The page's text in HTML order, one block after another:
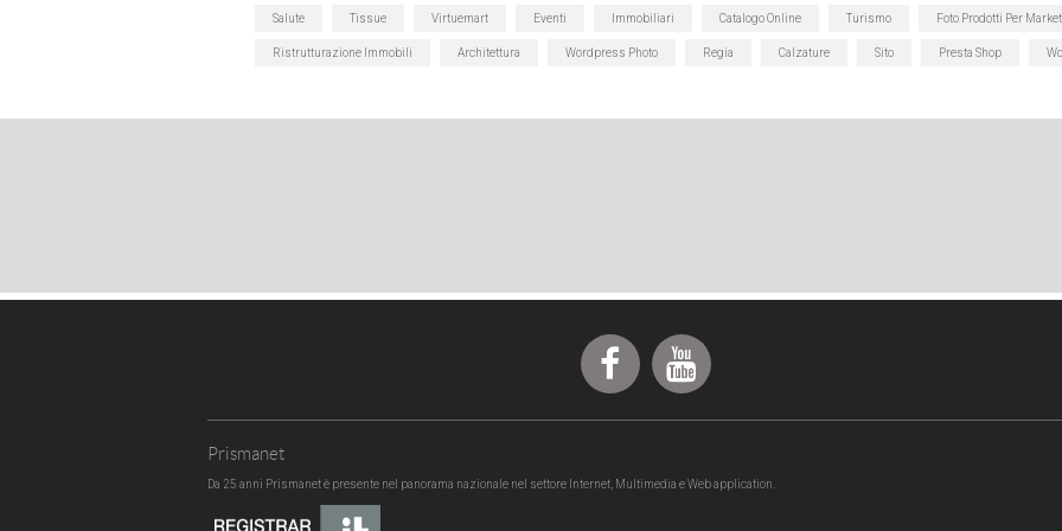
Salute Tissue Virtuemart Eventi Immobiliari Catalogo Online Turismo Foto Prodotti Per
Ristrutturazione Immobili Architettura Wordpress Photo Regia Calzature Sito Presta Shop
Prismanet
Da 25 anni Prismanet è presente nel panorama nazionale nel settore Internet, Multimedia e Web application.